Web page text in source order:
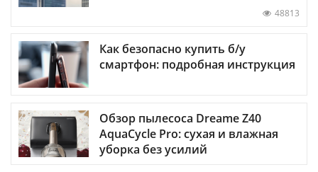
48813
Как безопасно купить б/у
смартфон: подробная инструкция
Обзор пылесоса Dreame Z40
AquaCycle Pro: сухая и влажная
уборка без усилий